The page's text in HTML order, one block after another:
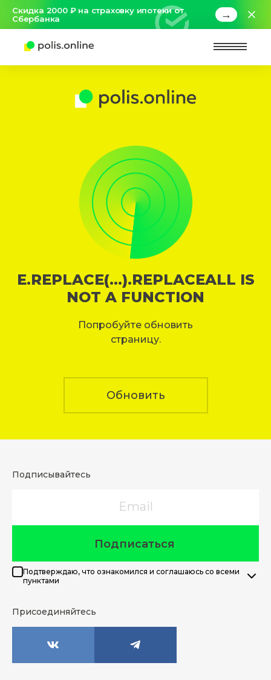
Скидка 2000 ₽ на страховку ипотеки от
Сбербанка
→
E.REPLACE(...).REPLACEALL IS
NOT A FUNCTION
Попробуйте обновить
страницу.
Обновить
Подписывайтесь
Подписаться
Подтверждаю, что ознакомился и соглашаюсь со всеми
пунктами
Присоединяйтесь